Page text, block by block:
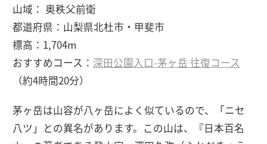
山域： 奥秩父前衛
都道府県：山梨県北杜市・甲斐市
標高：1,704m
おすすめコース： 深田公園入口-茅ヶ岳 往復コース
（約4時間20分）
茅ヶ岳は山容が八ヶ岳によく似ているので、「ニセ
八ツ」との異名があります。この山は、『日本百名